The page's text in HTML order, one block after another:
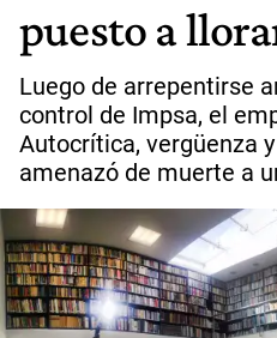
puesto a
Luego de arrepentirse
control de Impsa, el
Autocrítica, vergüenza
amenazó de muerte a